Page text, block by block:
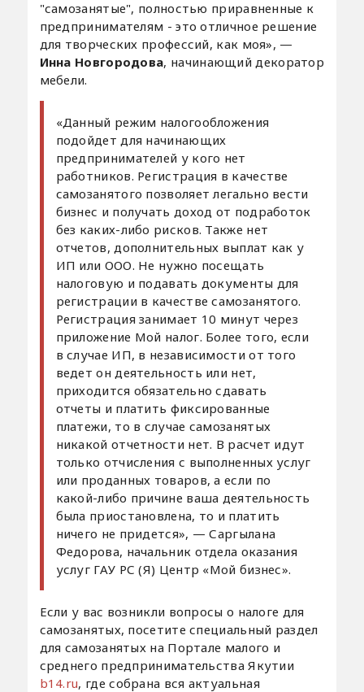
"самозанятые", полностью приравненные к
предпринимателям - это отличное решение
для творческих профессий, как моя», —
Инна Новгородова, начинающий декоратор
мебели.
«Данный режим налогообложения
подойдет для начинающих
предпринимателей у кого нет
работников. Регистрация в качестве
самозанятого позволяет легально вести
бизнес и получать доход от подработок
без каких-либо рисков. Также нет
отчетов, дополнительных выплат как у
ИП или ООО. Не нужно посещать
налоговую и подавать документы для
регистрации в качестве самозанятого.
Регистрация занимает 10 минут через
приложение Мой налог. Более того, если
в случае ИП, в независимости от того
ведет он деятельность или нет,
приходится обязательно сдавать
отчеты и платить фиксированные
платежи, то в случае самозанятых
никакой отчетности нет. В расчет идут
только отчисления с выполненных услуг
или проданных товаров, а если по
какой-либо причине ваша деятельность
была приостановлена, то и платить
ничего не придется», — Саргылана
Федорова, начальник отдела оказания
услуг ГАУ РС (Я) Центр «Мой бизнес».
Если у вас возникли вопросы о налоге для
самозанятых, посетите специальный раздел
для самозанятых на Портале малого и
среднего предпринимательства Якутии
b14.ru, где собрана вся актуальная